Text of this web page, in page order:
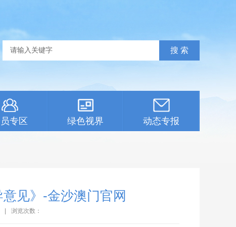
专区 绿色视界 动态专报
见》-金沙澳门官网
浏览次数：